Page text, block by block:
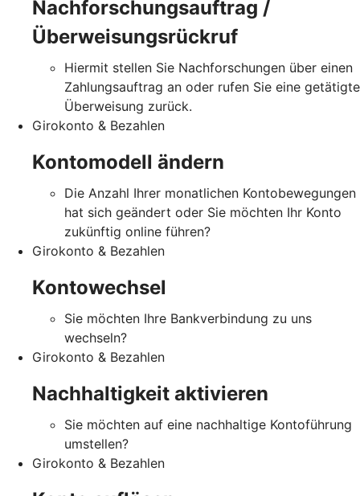
Nachforschungsauftrag /
Überweisungsrückruf
Hiermit stellen Sie Nachforschungen über einen
Zahlungsauftrag an oder rufen Sie eine getätigte
Überweisung zurück.
Girokonto & Bezahlen
Kontomodell ändern
Die Anzahl Ihrer monatlichen Kontobewegungen
hat sich geändert oder Sie möchten Ihr Konto
zukünftig online führen?
Girokonto & Bezahlen
Kontowechsel
Sie möchten Ihre Bankverbindung zu uns
wechseln?
Girokonto & Bezahlen
Nachhaltigkeit aktivieren
Sie möchten auf eine nachhaltige Kontoführung
umstellen?
Girokonto & Bezahlen